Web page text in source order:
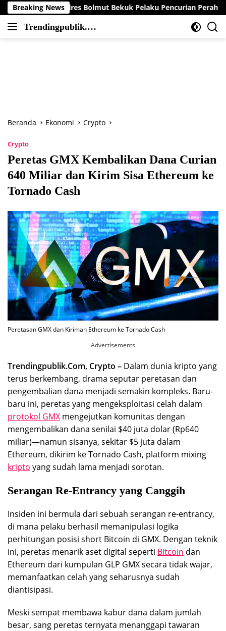
Langsung
ke
konten
Breaking News
Bolmut Bekuk Pelaku Pencurian Perahu di Daerah Buol
Trendingpublik.co
Berita
Beranda Ekonomi Crypto
Crypto
Peretas GMX Kembalikan Dana Curian
640 Miliar dan Kirim Sisa Ethereum ke
Tornado Cash
Peretasan GMX dan Kiriman Ethereum ke Tornado Cash
Advertisements
Trendingpublik.Com, Crypto – Dalam dunia kripto yang
terus berkembang, drama seputar peretasan dan
pengembalian dana menjadi semakin kompleks. Baru-
baru ini, peretas yang mengeksploitasi celah dalam
protokol GMX mengejutkan komunitas dengan
mengembalikan dana senilai $40 juta dolar (Rp640
miliar)—namun sisanya, sekitar $5 juta dalam
Ethereum, dikirim ke Tornado Cash, platform mixing
kripto yang sudah lama menjadi sorotan.
Serangan Re-Entrancy yang Canggih
Insiden ini bermula dari sebuah serangan re-entrancy,
di mana pelaku berhasil memanipulasi logika
perhitungan posisi short Bitcoin di GMX. Dengan teknik
ini, peretas menarik aset digital seperti Bitcoin dan
Ethereum dari kumpulan GLP GMX secara tidak wajar,
memanfaatkan celah yang seharusnya sudah
diantisipasi.
Meski sempat membawa kabur dana dalam jumlah
besar, sang peretas ternyata menanggapi tawaran